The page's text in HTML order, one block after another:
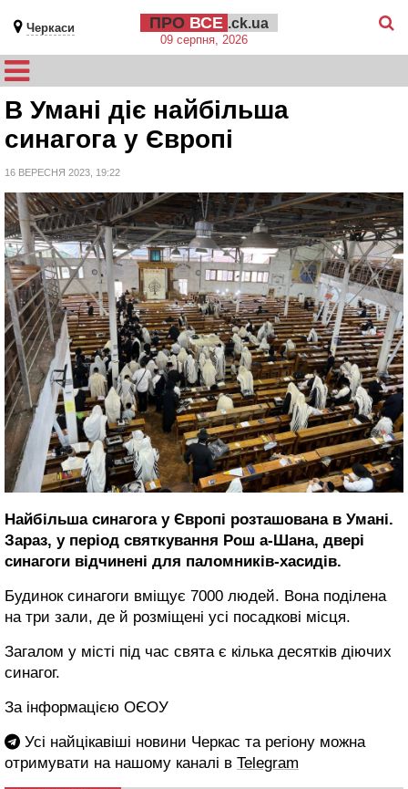
Черкаси ПРО ВСЕ .ck.ua
09 серпня, 2026
В Умані діє найбільша
синагога у Європі
16 ВЕРЕСНЯ 2023, 19:22
Найбільша синагога у Європі розташована в Умані.
Зараз, у період святкування Рош а-Шана, двері
синагоги відчинені для паломників-хасидів.
Будинок синагоги вміщує 7000 людей. Вона поділена
на три зали, де й розміщені усі посадкові місця.
Загалом у місті під час свята є кілька десятків діючих
синагог.
За інформацією ОЄОУ
Усі найцікавіші новини Черкас та регіону можна
отримувати на нашому каналі в Telegram